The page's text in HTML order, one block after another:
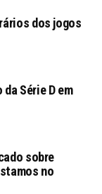
dos jogos
Série D em
sobre
no